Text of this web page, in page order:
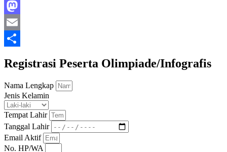
Facebook
Mastodon
Email
Registrasi Peserta Olimpiade/Infografis
Nama Lengkap
Jenis Kelamin
Tempat Lahir
Tanggal Lahir
Email Aktif
No. HP/WA